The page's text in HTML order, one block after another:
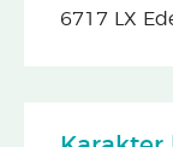
6717 LX